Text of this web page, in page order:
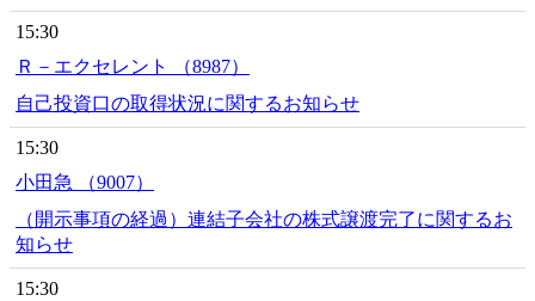
15:30
Ｒ－エクセレント （8987）
自己投資口の取得状況に関するお知らせ
15:30
小田急 （9007）
（開示事項の経過）連結子会社の株式譲渡完了に関するお
知らせ
15:30